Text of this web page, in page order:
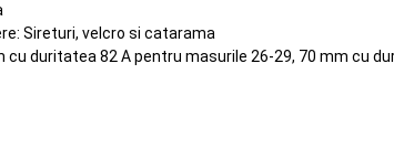
Sireturi, velcro si catarama
cu duritatea 82 A pentru masurile 26-29, 70 mm cu